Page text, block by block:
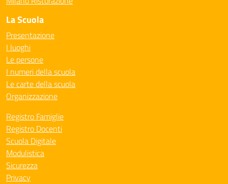
La Scuola
Presentazione
I luoghi
Le persone
I numeri della scuola
Le carte della scuola
Organizzazione
Registro Famiglie
Registro Docenti
Scuola Digitale
Modulistica
Sicurezza
Privacy